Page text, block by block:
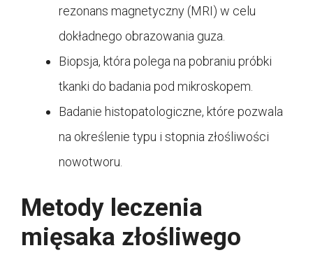
rezonans magnetyczny (MRI) w celu
dokładnego obrazowania guza.
Biopsja, która polega na pobraniu próbki
tkanki do badania pod mikroskopem.
Badanie histopatologiczne, które pozwala
na określenie typu i stopnia złośliwości
nowotworu.
Metody leczenia
mięsaka złośliwego